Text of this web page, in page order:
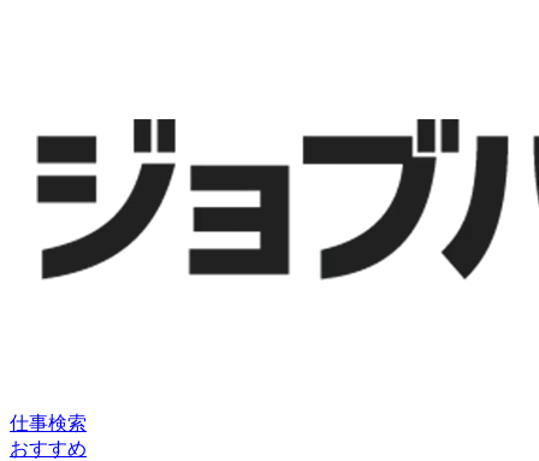
仕事検索
おすすめ